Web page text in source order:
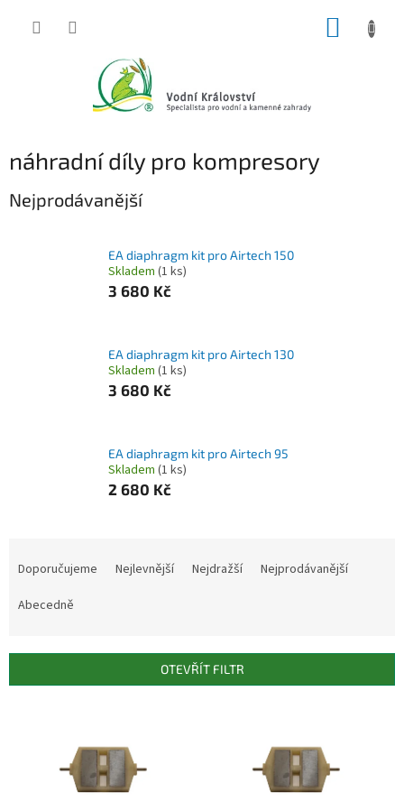
náhradní díly pro kompresory
Nejprodávanější
EA diaphragm kit pro Airtech 150
Skladem (1 ks)
3 680 Kč
EA diaphragm kit pro Airtech 130
Skladem (1 ks)
3 680 Kč
EA diaphragm kit pro Airtech 95
Skladem (1 ks)
2 680 Kč
r
Doporučujeme Nejlevnější Nejdražší
Nejprodávanější
Abecedně
OTEVŘÍT FILTR